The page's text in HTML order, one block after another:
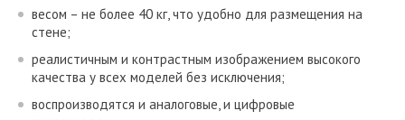
Телевизоры Smart-TV
Обзоры телевизоров Smart-TV
ЖК-телевизоры
весом – не более 40 кг, что удобно для размещения на
стене;
реалистичным и контрастным изображением высокого
качества у всех моделей без исключения;
воспроизводятся и аналоговые, и цифровые